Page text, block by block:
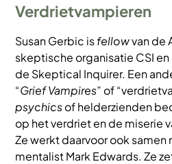
Verdrietvampieren
Susan Gerbic isfellowvan de
skeptische organisatie CSI
de Skeptical Inquirer. Een
“Grief Vampires” of
psychicsof helderzienden
op het verdriet en de miserie
Ze werkt daarvoor ook samen
mentalist Mark Edwards. Ze